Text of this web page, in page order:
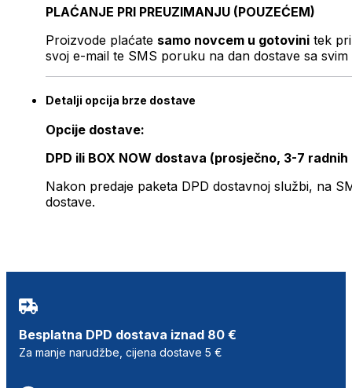
PLAĆANJE PRI PREUZIMANJU (POUZEĆEM)
Proizvode plaćate samo novcem u gotovini tek
svoj e-mail te SMS poruku na dan dostave sa svim
Detalji opcija brze dostave
Opcije dostave:
DPD ili BOX NOW dostava (prosječno, 3-7 radnih
Nakon predaje paketa DPD dostavnoj službi, na
dostave.
Besplatna DPD dostava iznad 80 €
Za manje narudžbe, cijena dostave 5 €